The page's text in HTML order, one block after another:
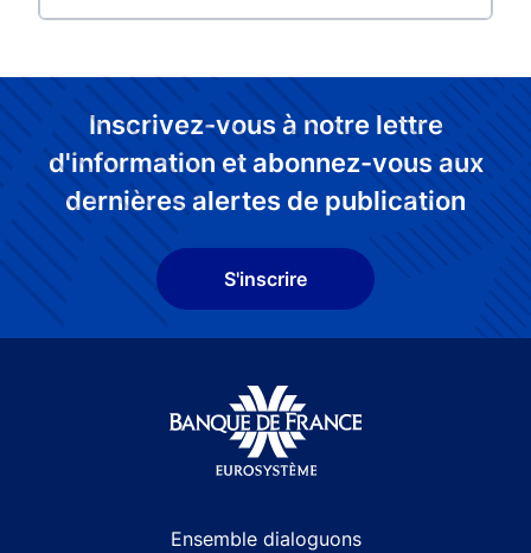
Inscrivez-vous à notre lettre
d'information et abonnez-vous aux
dernières alertes de publication
S'inscrire
Ensemble dialoguons